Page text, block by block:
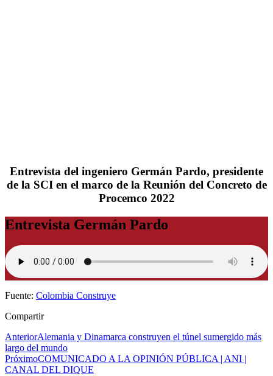
Entrevista del ingeniero Germán Pardo, presidente
de la SCI en el marco de la Reunión del Concreto de
Procemco 2022
Entrevista Germán Pardo
Fuente: Colombia Construye
Compartir
AnteriorAlemania y Dinamarca construyen el túnel sumergido más
largo del mundo
PróximoCOMUNICADO A LA OPINIÓN PÚBLICA | ANI |
CANAL DEL DIQUE